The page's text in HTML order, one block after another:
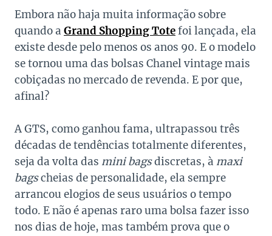
Embora não haja muita informação sobre
quando a Grand Shopping Totefoi lançada, ela
existe desde pelo menos os anos 90. E o modelo
se tornou uma das bolsas Chanel vintage mais
cobiçadas no mercado de revenda. E por que,
afinal?
A GTS, como ganhou fama, ultrapassou três
décadas de tendências totalmente diferentes,
seja da volta das mini bagsdiscretas, à maxi
bagscheias de personalidade, ela sempre
arrancou elogios de seus usuários o tempo
todo. E não é apenas raro uma bolsa fazer isso
nos dias de hoje, mas também prova que o